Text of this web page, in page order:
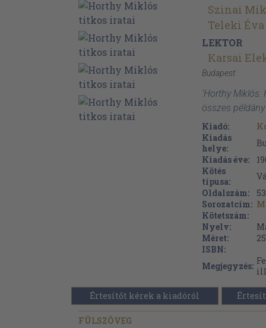
Szinai
Teleki Éva
LEKTOR
Karsai
Budapest
'Horthy Miklós:
összes példány
Kiadó:
Kiadás
helye:
Kiadás éve:
Kötés
típusa:
Oldalszám:
Sorozatcím:
Kötetszám:
Nyelv:
Méret:
ISBN:
Megjegyzés:
Értesítőt kérek a kiadóról
FÜLSZÖVEG